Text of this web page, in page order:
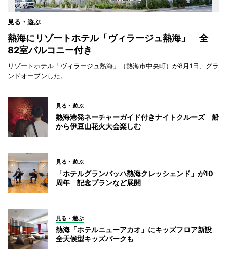
見る・遊ぶ
熱海にリゾートホテル「ヴィラージュ熱海」 全
82室バルコニー付き
リゾートホテル「ヴィラージュ熱海」（熱海市中央町）が8月1日、グラ
ンドオープンした。
見る・遊ぶ
熱海港発ネーチャーガイド付きナイトクルーズ 船
から伊豆山花火大会楽しむ
見る・遊ぶ
「ホテルグランバッハ熱海クレッシェンド」が10
周年 記念プランなど展開
見る・遊ぶ
熱海「ホテルニューアカオ」にキッズフロア新設
全天候型キッズパークも